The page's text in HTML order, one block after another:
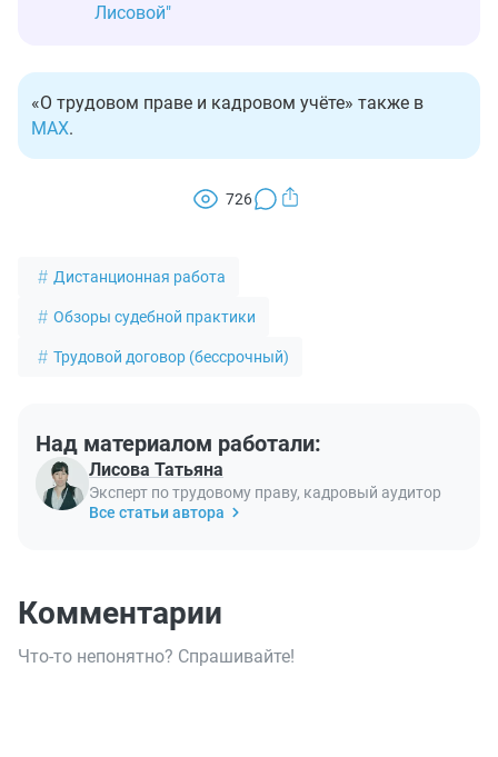
Лисовой"
«О трудовом праве и кадровом учёте» также в
MAX.
726
Дистанционная работа
Обзоры судебной практики
Трудовой договор (бессрочный)
Над материалом работали:
Лисова Татьяна
Эксперт по трудовому праву, кадровый аудитор
Все статьи автора
Комментарии
Что-то непонятно? Спрашивайте!